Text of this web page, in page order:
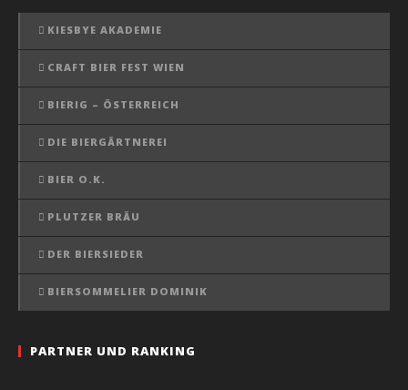
KIESBYE AKADEMIE
CRAFT BIER FEST WIEN
BIERIG – ÖSTERREICH
DIE BIERGÄRTNEREI
BIER O.K.
PLUTZER BRÄU
DER BIERSIEDER
BIERSOMMELIER DOMINIK
PARTNER UND RANKING